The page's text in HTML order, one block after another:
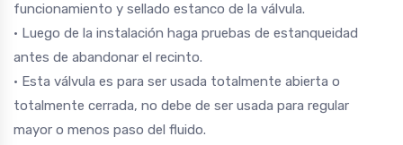
funcionamiento y sellado estanco de la válvula.
• Luego de la instalación haga pruebas de estanqueidad
antes de abandonar el recinto.
• Esta válvula es para ser usada totalmente abierta o
totalmente cerrada, no debe de ser usada para regular
mayor o menos paso del fluido.